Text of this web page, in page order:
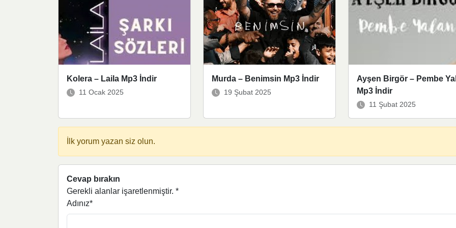
Kolera – Laila Mp3 İndir
11 Ocak 2025
Murda – Benimsin Mp3 İndir
19 Şubat 2025
Ayşen Birgör – Pembe
Mp3 İndir
11 Şubat 2025
İlk yorum yazan siz olun.
Cevap bırakın
Gerekli alanlar işaretlenmiştir. *
Adınız*